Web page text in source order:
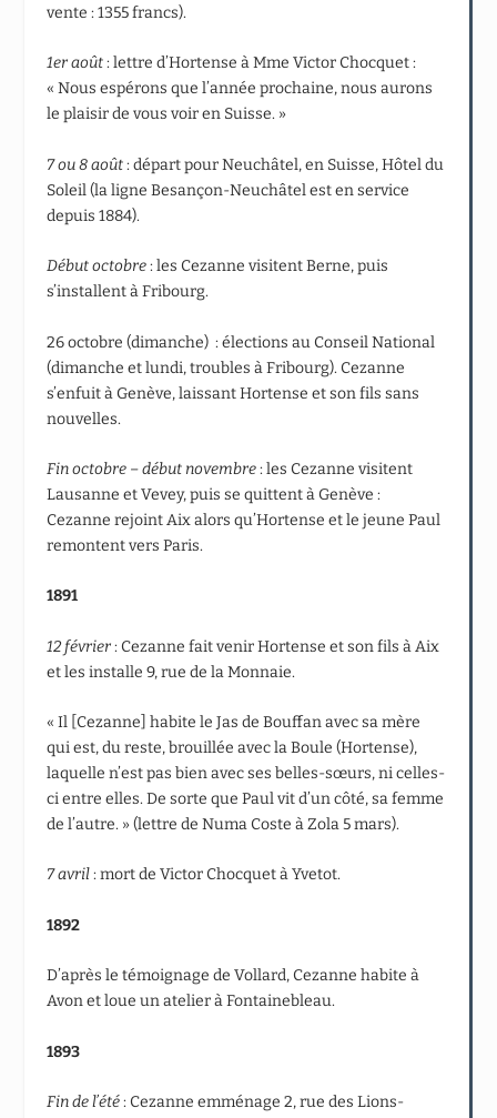
vente : 1355 francs).
1eraoût: lettre d’Hortense à Mme Victor Chocquet :
« Nous espérons que l’année prochaine, nous aurons
le plaisir de vous voir en Suisse. »
7 ou 8 août: départ pour Neuchâtel, en Suisse, Hôtel du
Soleil (la ligne Besançon-Neuchâtel est en service
depuis 1884).
Début octobre: les Cezanne visitent Berne, puis
s’installent à Fribourg.
26 octobre (dimanche) : élections au Conseil National
(dimanche et lundi, troubles à Fribourg). Cezanne
s’enfuit à Genève, laissant Hortense et son fils sans
nouvelles.
Fin octobre – début novembre: les Cezanne visitent
Lausanne et Vevey, puis se quittent à Genève :
Cezanne rejoint Aix alors qu’Hortense et le jeune Paul
remontent vers Paris.
1891
12 février: Cezanne fait venir Hortense et son fils à Aix
et les installe 9, rue de la Monnaie.
« Il [Cezanne] habite le Jas de Bouffan avec sa mère
qui est, du reste, brouillée avec la Boule (Hortense),
laquelle n’est pas bien avec ses belles-sœurs, ni celles-
ci entre elles. De sorte que Paul vit d’un côté, sa femme
de l’autre. » (lettre de Numa Coste à Zola 5 mars).
7 avril: mort de Victor Chocquet à Yvetot.
1892
D’après le témoignage de Vollard, Cezanne habite à
Avon et loue un atelier à Fontainebleau.
1893
Fin de l’été: Cezanne emménage 2, rue des Lions-